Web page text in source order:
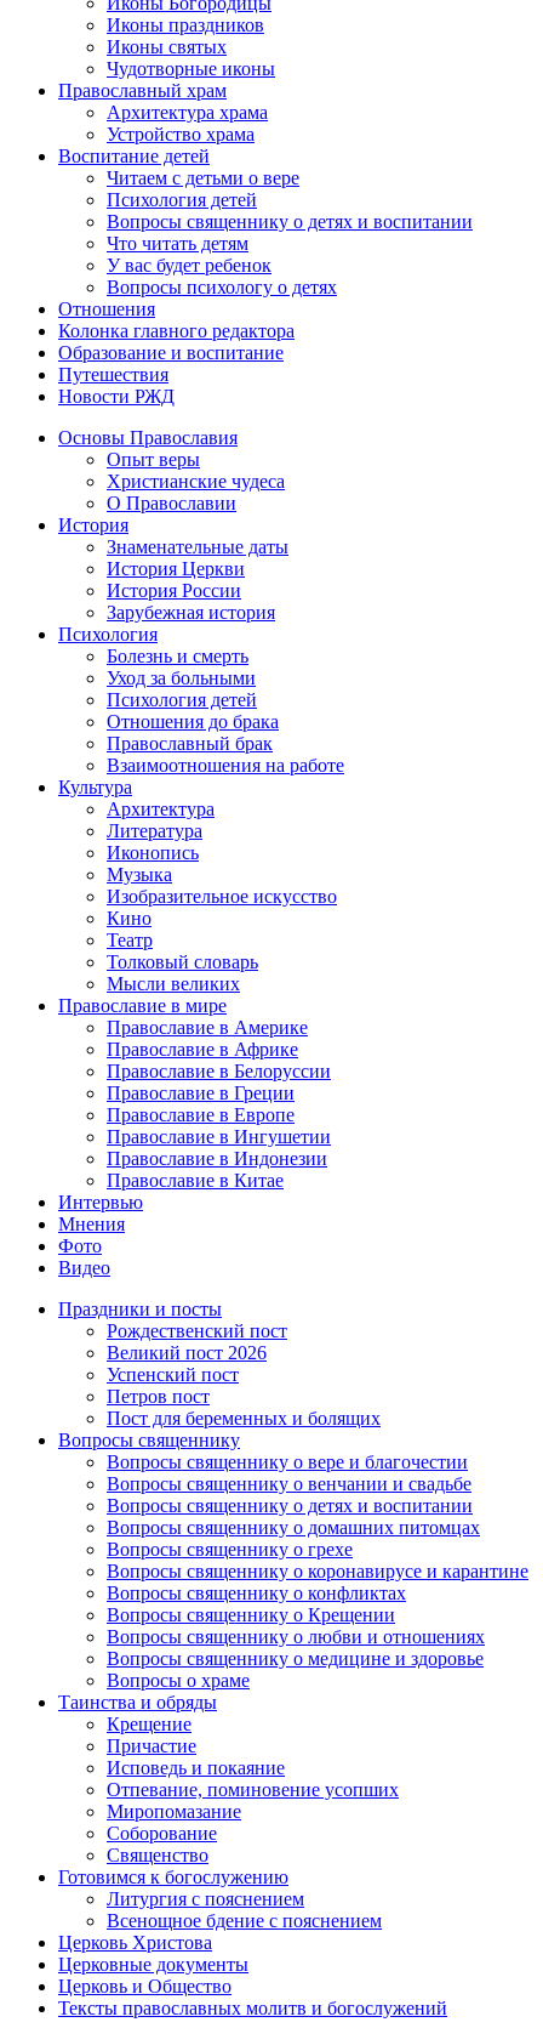
Иконы праздников
Иконы святых
Чудотворные иконы
Православный храм
Архитектура храма
Устройство храма
Воспитание детей
Читаем с детьми о вере
Психология детей
Вопросы священнику о детях и воспитании
Что читать детям
У вас будет ребенок
Вопросы психологу о детях
Отношения
Колонка главного редактора
Образование и воспитание
Путешествия
Новости РЖД
Основы Православия
Опыт веры
Христианские чудеса
О Православии
История
Знаменательные даты
История Церкви
История России
Зарубежная история
Психология
Болезнь и смерть
Уход за больными
Психология детей
Отношения до брака
Православный брак
Взаимоотношения на работе
Культура
Архитектура
Литература
Иконопись
Музыка
Изобразительное искусство
Кино
Театр
Толковый словарь
Мысли великих
Православие в мире
Православие в Америке
Православие в Африке
Православие в Белоруссии
Православие в Греции
Православие в Европе
Православие в Ингушетии
Православие в Индонезии
Православие в Китае
Интервью
Мнения
Фото
Видео
Праздники и посты
Рождественский пост
Великий пост 2026
Успенский пост
Петров пост
Пост для беременных и болящих
Вопросы священнику
Вопросы священнику о вере и благочестии
Вопросы священнику о венчании и свадьбе
Вопросы священнику о детях и воспитании
Вопросы священнику о домашних питомцах
Вопросы священнику о грехе
Вопросы священнику о коронавирусе и карантине
Вопросы священнику о конфликтах
Вопросы священнику о Крещении
Вопросы священнику о любви и отношениях
Вопросы священнику о медицине и здоровье
Вопросы о храме
Таинства и обряды
Крещение
Причастие
Исповедь и покаяние
Отпевание, поминовение усопших
Миропомазание
Соборование
Священство
Готовимся к богослужению
Литургия с пояснением
Всенощное бдение с пояснением
Церковь Христова
Церковные документы
Церковь и Общество
Тексты православных молитв и богослужений